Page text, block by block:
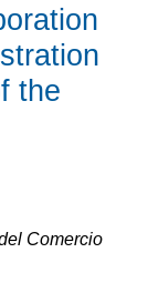
the
Comercio